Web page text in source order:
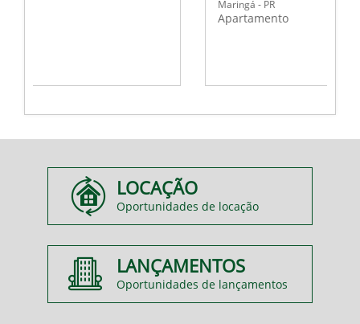
Apartamento
LOCAÇÃO
Oportunidades de locação
LANÇAMENTOS
Oportunidades de lançamentos